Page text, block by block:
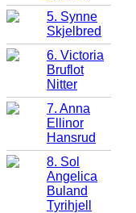
5. Synne
Skjelbred
6. Victoria
Bruflot
Nitter
7. Anna
Ellinor
Hansrud
8. Sol
Angelica
Buland
Tyrihjell